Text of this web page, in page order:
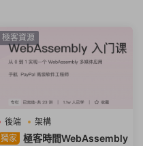
極客資源
後端
架構
獨家 極客時間WebAssembly